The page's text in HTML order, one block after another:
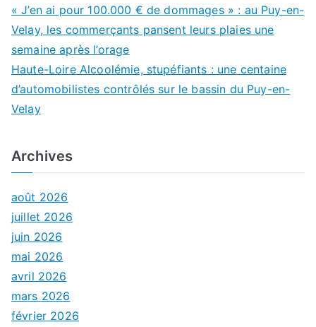
« J’en ai pour 100.000 € de dommages » : au Puy-en-
Velay, les commerçants pansent leurs plaies une
semaine après l’orage
Haute-Loire Alcoolémie, stupéfiants : une centaine
d’automobilistes contrôlés sur le bassin du Puy-en-
Velay
Archives
août 2026
juillet 2026
juin 2026
mai 2026
avril 2026
mars 2026
février 2026